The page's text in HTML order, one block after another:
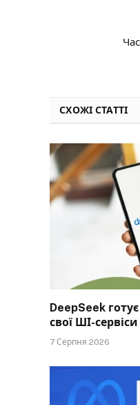
СХОЖІ СТАТТІ
DeepSeek
свої ШІ-сервіси
7 Серпня 2026